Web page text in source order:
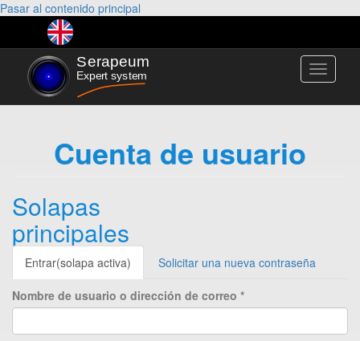
Pasar al contenido principal
Toggle
Cuenta de usuario
Solapas
principales
Entrar(solapa activa) Solicitar una nueva contraseña
Nombre de usuario o dirección de correo *